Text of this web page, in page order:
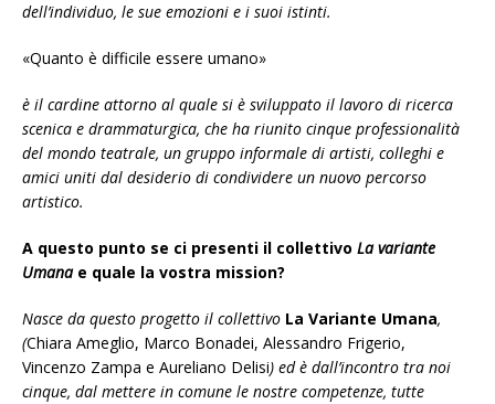
dell’individuo, le sue emozioni e i suoi istinti.
«Quanto è difficile essere umano»
è il cardine attorno al quale si è sviluppato il lavoro di ricerca
scenica e drammaturgica, che ha riunito cinque professionalità
del mondo teatrale, un gruppo informale di artisti, colleghi e
amici uniti dal desiderio di condividere un nuovo percorso
artistico.
A questo punto se ci presenti il collettivo La variante
Umanae quale la vostra mission?
Nasce da questo progetto il collettivo La Variante Umana,
(Chiara Ameglio, Marco Bonadei, Alessandro Frigerio,
Vincenzo Zampa e Aureliano Delisi) ed è dall’incontro tra noi
cinque, dal mettere in comune le nostre competenze, tutte